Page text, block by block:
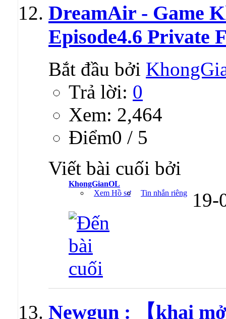
DreamAir - Game
Episode4.6 Private
Bắt đầu bởi
Trả lời: 0
Xem: 2,464
Ðiểm0 / 5
Viết bài cuối bởi
KhongGianOL
Xem Hồ sơ
Tin nhắn riêng
Newgun : 【khai